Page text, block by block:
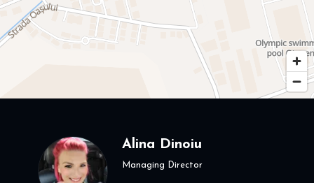
Alina Dinoiu
Managing Director